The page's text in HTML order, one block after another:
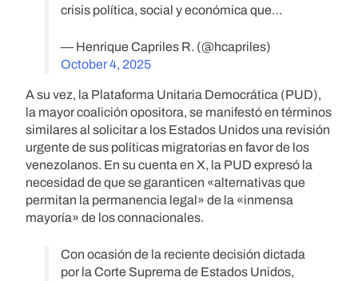
crisis política, social y económica que…
— Henrique Capriles R. (@hcapriles)
October 4, 2025
A su vez, la Plataforma Unitaria Democrática (PUD),
la mayor coalición opositora, se manifestó en términos
similares al solicitar a los Estados Unidos una revisión
urgente de sus políticas migratorias en favor de los
venezolanos. En su cuenta en X, la PUD expresó la
necesidad de que se garanticen «alternativas que
permitan la permanencia legal» de la «inmensa
mayoría» de los connacionales.
Con ocasión de la reciente decisión dictada
por la Corte Suprema de Estados Unidos,